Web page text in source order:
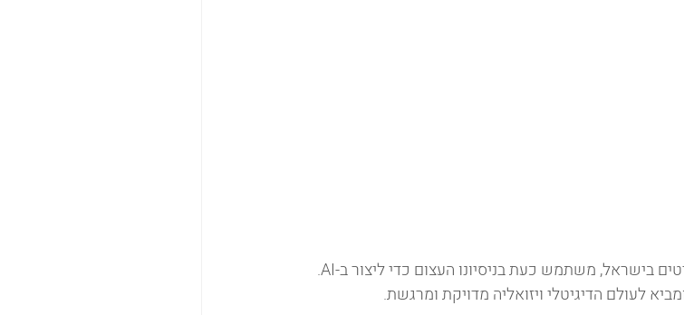
טובי הוכשטיין, מבכירי צלמי הפרסומות והסרטים בישראל, משתמש כעת בניסיונו העצום כדי ליצור ב-AI.